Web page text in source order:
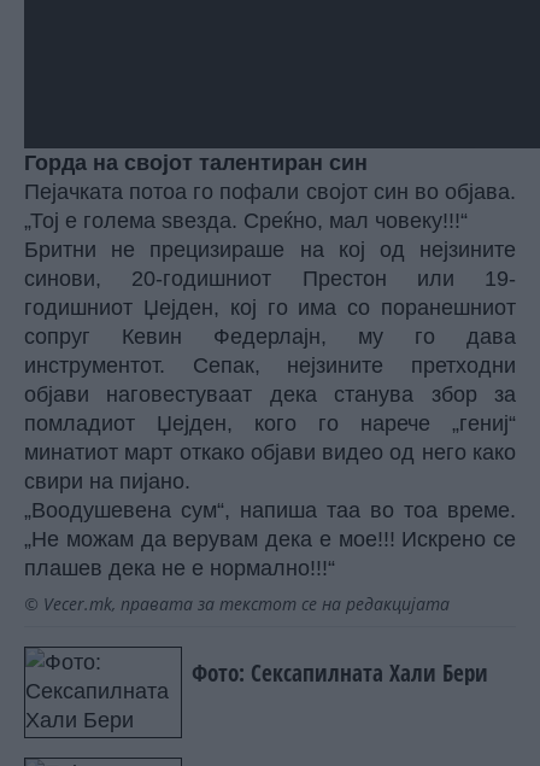
Горда на својот талентиран син
Пејачката потоа го пофали својот син во објава.
„Тој е голема ѕвезда. Среќно, мал човеку!!!“
Бритни не прецизираше на кој од нејзините
синови, 20-годишниот Престон или 19-
годишниот Џејден, кој го има со поранешниот
сопруг Кевин Федерлајн, му го дава
инструментот. Сепак, нејзините претходни
објави наговестуваат дека станува збор за
помладиот Џејден, кого го нарече „гениј“
минатиот март откако објави видео од него како
свири на пијано.
„Воодушевена сум“, напиша таа во тоа време.
„Не можам да верувам дека е мое!!! Искрено се
плашев дека не е нормално!!!“
© Vecer.mk, правата за текстот се на редакцијата
Фото: Сексапилната Хали Бери